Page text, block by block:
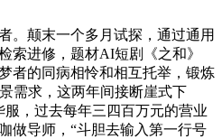
颠末一个多月试探，通过通用
索进修，题材AI短剧《之和》
者的同病相怜和相互托举，锻炼
需求，这两年间接断崖式下
服，过去每年三四百万元的营业
做导师，“斗胆去输入第一行号